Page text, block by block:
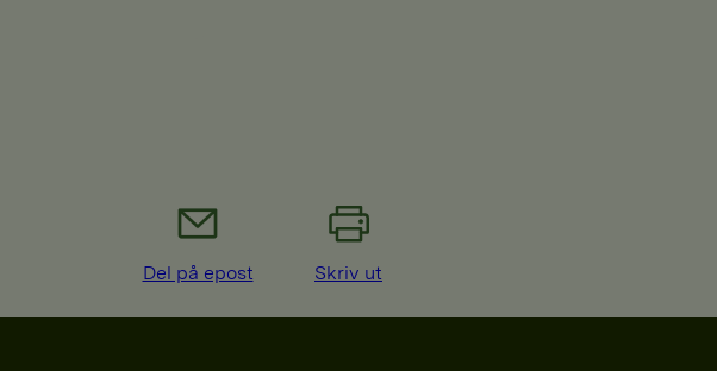
Del på epost Skriv ut